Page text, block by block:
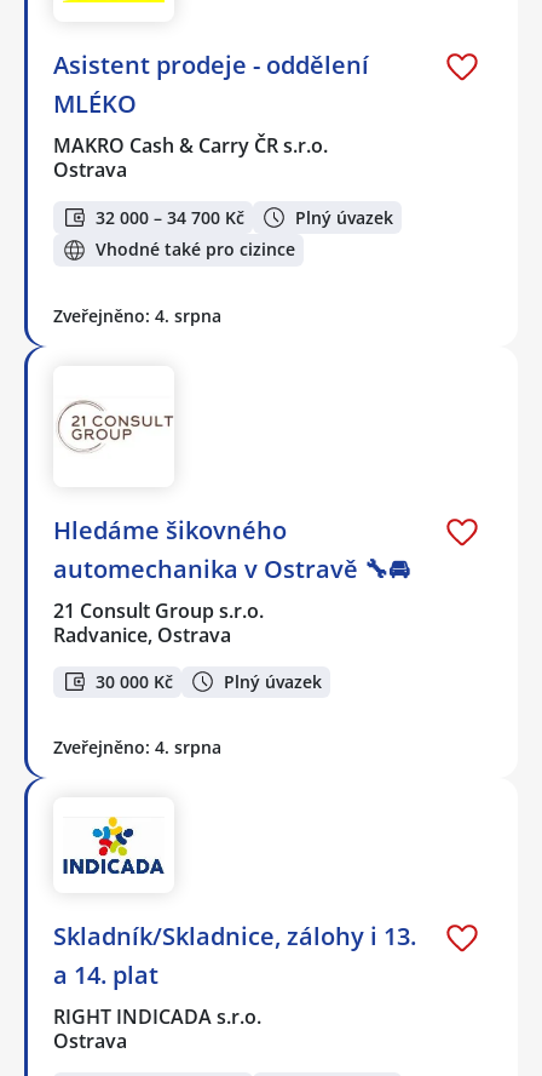
Asistent prodeje - oddělení
MLÉKO
MAKRO Cash & Carry ČR s.r.o.
Ostrava
32 000 – 34 700 Kč
Plný úvazek
Vhodné také pro cizince
Zveřejněno: 4. srpna
Hledáme šikovného
automechanika v Ostravě 🔧🚘
21 Consult Group s.r.o.
Radvanice, Ostrava
30 000 Kč Plný úvazek
Zveřejněno: 4. srpna
Skladník/Skladnice, zálohy i 13.
a 14. plat
RIGHT INDICADA s.r.o.
Ostrava